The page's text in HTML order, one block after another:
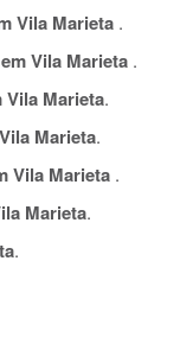
Vila Marieta .
em Vila Marieta .
Vila Marieta.
Marieta.
Vila Marieta .
Marieta.
.